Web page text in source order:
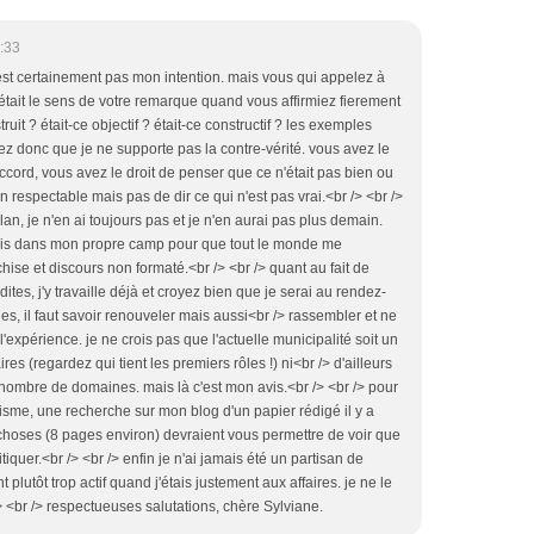
certainement pas mon intention. mais vous qui appelez à
le sens de votre remarque quand vous affirmiez fierement
? était-ce objectif ? était-ce constructif ? les exemples
donc que je ne supporte pas la contre-vérité. vous avez le
vous avez le droit de penser que ce n'était pas bien ou
respectable mais pas de dir ce qui n'est pas vrai.<br /> <br />
je n'en ai toujours pas et je n'en aurai pas plus demain.
dans mon propre camp pour que tout le monde me
et discours non formaté.<br /> <br /> quant au fait de
j'y travaille déjà et croyez bien que je serai au rendez-
il faut savoir renouveler mais aussi<br /> rassembler et ne
je ne crois pas que l'actuelle municipalité soit un
(regardez qui tient les premiers rôles !) ni<br /> d'ailleurs
de domaines. mais là c'est mon avis.<br /> <br /> pour
une recherche sur mon blog d'un papier rédigé il y a
(8 pages environ) devraient vous permettre de voir que
/> <br /> enfin je n'ai jamais été un partisan de
plutôt trop actif quand j'étais justement aux affaires. je ne le
/> respectueuses salutations, chère Sylviane.